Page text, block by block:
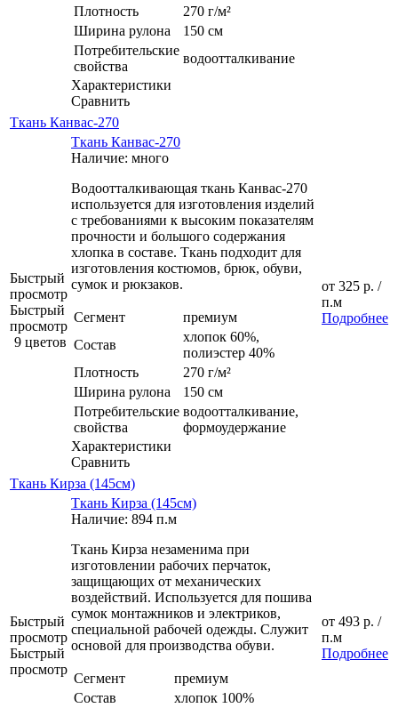
Плотность
270 г/м²
Ширина рулона
150 см
Потребительские
свойства
водоотталкивание
Характеристики
Сравнить
Ткань Канвас-270
Быстрый
просмотр
Быстрый
просмотр
9 цветов
Ткань Канвас-270
Наличие: много
Водоотталкивающая ткань Канвас-270
используется для изготовления изделий
с требованиями к высоким показателям
прочности и большого содержания
хлопка в составе. Ткань подходит для
изготовления костюмов, брюк, обуви,
сумок и рюкзаков.
Сегмент
премиум
Состав
хлопок 60%,
полиэстер 40%
Плотность
270 г/м²
Ширина рулона
150 см
Потребительские
свойства
водоотталкивание,
формоудержание
Характеристики
Сравнить
от 325 р. /
п.м
Подробнее
Ткань Кирза (145см)
Быстрый
просмотр
Быстрый
просмотр
Ткань Кирза (145см)
Наличие: 894 п.м
Ткань Кирза незаменима при
изготовлении рабочих перчаток,
защищающих от механических
воздействий. Используется для пошива
сумок монтажников и электриков,
специальной рабочей одежды. Служит
основой для производства обуви.
Сегмент
премиум
Состав
хлопок 100%
от 493 р. /
п.м
Подробнее